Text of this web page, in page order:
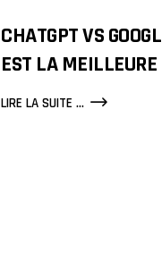
CHATGPT VS
EST LA
LIRE LA SUITE ...CHATGPT